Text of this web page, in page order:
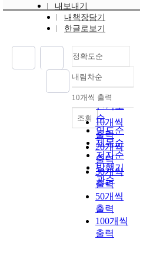
내보내기
내책장담기
한글로보기
정확도순
정확도
순
인기도
순
연도순
제목순
저자순
발행기
관순
내림차순
내림차순
10개씩 출력
10개씩
출력
20개씩
출력
30개씩
출력
50개씩
출력
100개씩
출력
조회